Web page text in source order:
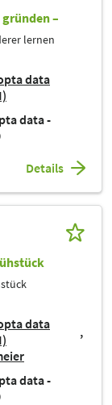
–
lernen
data
data -
Details
data
data -